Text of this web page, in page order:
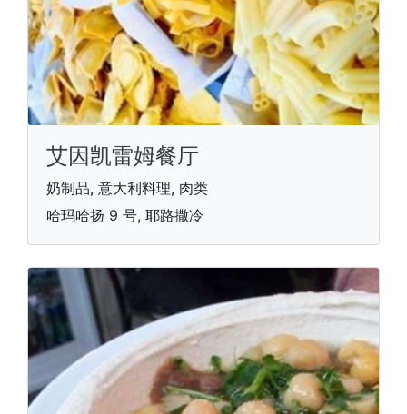
艾因凯雷姆餐厅
奶制品, 意大利料理, 肉类
哈玛哈扬 9 号, 耶路撒冷